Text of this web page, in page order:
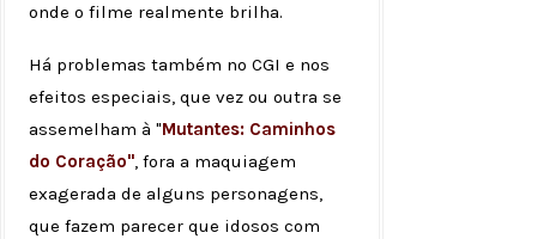
onde o filme realmente brilha.
Há problemas também no CGI e nos
efeitos especiais, que vez ou outra se
assemelham à "Mutantes: Caminhos
do Coração", fora a maquiagem
exagerada de alguns personagens,
que fazem parecer que idosos com